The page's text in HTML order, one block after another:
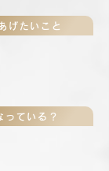
げたいこと
っている？